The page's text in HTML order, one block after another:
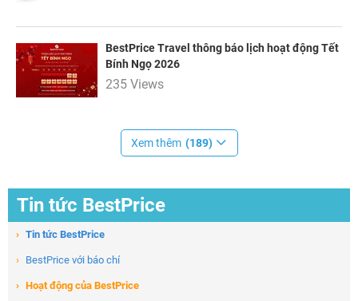
BestPrice Travel thông báo lịch hoạt động Tết
Bính Ngọ 2026
235 Views
Xem thêm (189)
Tin tức BestPrice
› Tin tức BestPrice
› BestPrice với báo chí
› Hoạt động của BestPrice